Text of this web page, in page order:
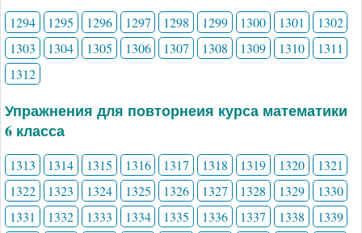
1294 1295 1296 1297 1298 1299 1300 1301
1302
1303
1304 1305 1306 1307 1308 1309 1310
1311
1312
Упражнения для повторнеия курса математики
6 класса
1313 1314 1315 1316 1317 1318 1319 1320
1321
1322
1323 1324 1325 1326 1327 1328 1329
1330
1331
1332 1333 1334 1335 1336 1337 1338
1339